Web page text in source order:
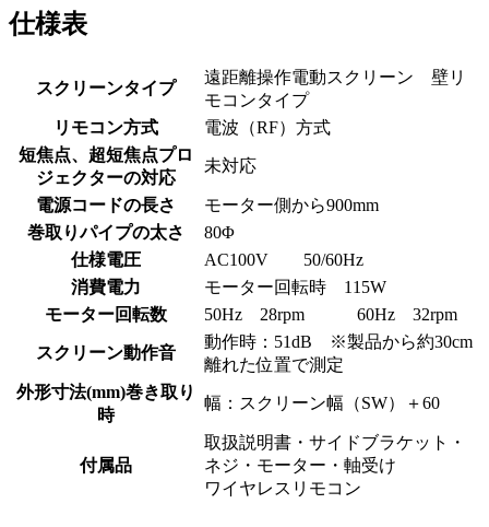
仕様表
スクリーンタイプ
遠距離操作電動スクリーン 壁リ
モコンタイプ
リモコン方式
電波（RF）方式
短焦点、超短焦点プロ
ジェクターの対応
未対応
電源コードの長さ
モーター側から900mm
巻取りパイプの太さ
80Φ
仕様電圧
AC100V 50/60Hz
消費電力
モーター回転時 115W
モーター回転数
50Hz 28rpm 60Hz 32rpm
スクリーン動作音
動作時：51dB ※製品から約30cm
離れた位置で測定
外形寸法(mm)巻き取り
時
幅：スクリーン幅（SW）＋60
付属品
取扱説明書・サイドブラケット・
ネジ・モーター・軸受け
ワイヤレスリモコン